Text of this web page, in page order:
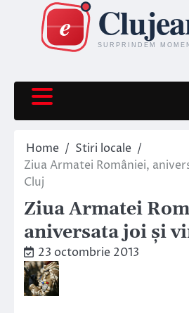
content
Home
Stiri locale
Ziua Armatei României,
Cluj
Ziua Armatei
aniversata joi şi
23 octombrie 2013